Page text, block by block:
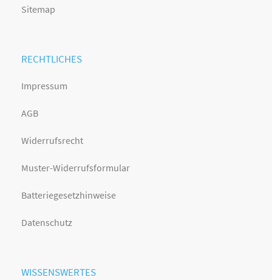
Sitemap
RECHTLICHES
Impressum
AGB
Widerrufsrecht
Muster-Widerrufsformular
Batteriegesetzhinweise
Datenschutz
WISSENSWERTES